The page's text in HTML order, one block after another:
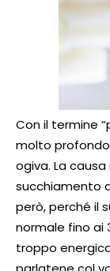
Con il termine
molto
ogiva. La
succhiamento
però, perché il
normale fino ai
troppo